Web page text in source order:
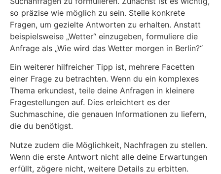
so präzise wie möglich zu sein. Stelle konkrete
Fragen, um gezielte Antworten zu erhalten. Anstatt
beispielsweise „Wetter“ einzugeben, formuliere die
Anfrage als „Wie wird das Wetter morgen in Berlin?“
Ein weiterer hilfreicher Tipp ist, mehrere Facetten
einer Frage zu betrachten. Wenn du ein komplexes
Thema erkundest, teile deine Anfragen in kleinere
Fragestellungen auf. Dies erleichtert es der
Suchmaschine, die genauen Informationen zu liefern,
die du benötigst.
Nutze zudem die Möglichkeit, Nachfragen zu stellen.
Wenn die erste Antwort nicht alle deine Erwartungen
erfüllt, zögere nicht, weitere Details zu erbitten.